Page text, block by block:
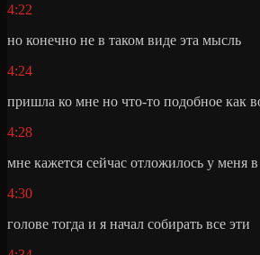
4:22
но конечно не в таком виде эта мысль
4:24
пришла ко мне но что-то подобное как
4:28
мне кажется сейчас отложилось у меня в
4:30
голове тогда и я начал собирать все эти